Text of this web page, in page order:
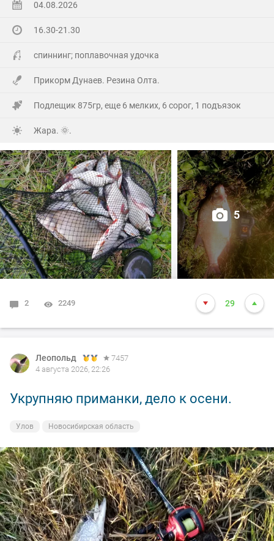
поймал.
На заказе еще покидал спиннинг. Поймал 8 наников.
Отпустил, и пошел домой.
04.08.2026
16.30-21.30
спиннинг; поплавочная удочка
Прикорм Дунаев. Резина Олта.
Подлещик 875гр, еще 6 мелких, 6 сорог, 1 подъязок
Жара. 🌞.
5
2 2249 29
Леопольд
7457
4 августа 2026, 22:26
Укрупняю приманки, дело к осени.
Улов Новосибирская область